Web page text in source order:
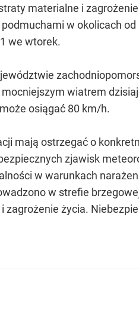
materialne i
w okolicach
we wtorek.
wiatrem
osiągać 80 km/h.
mają ostrzegać o
zjawisk
w warunkach
w strefie
życia.